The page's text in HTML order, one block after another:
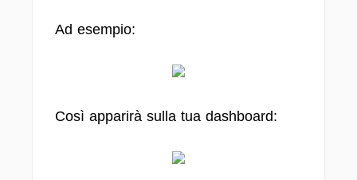
Ad esempio:
Così apparirà sulla tua dashboard: